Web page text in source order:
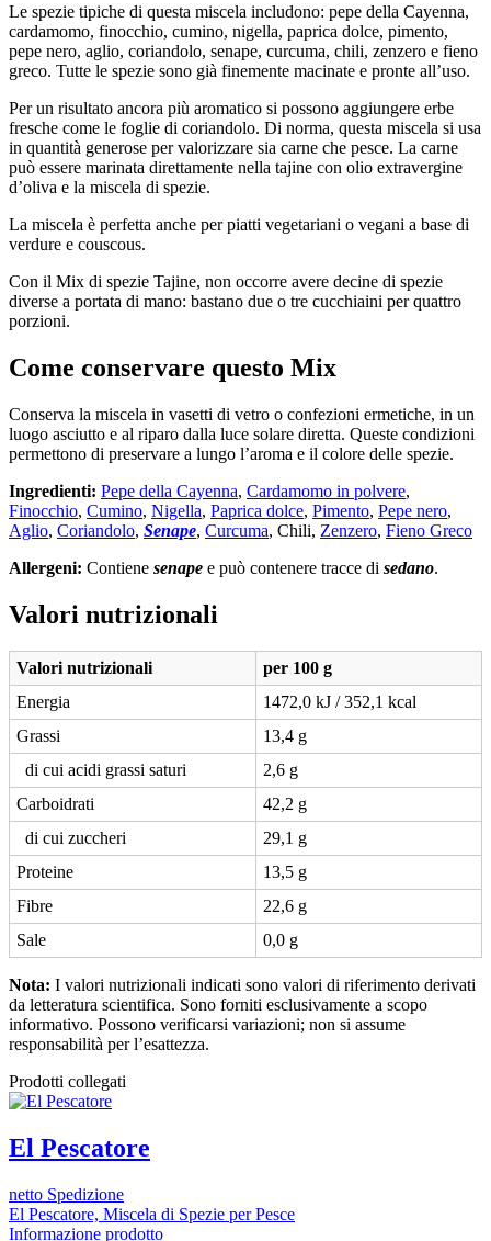
Le spezie tipiche di questa miscela includono: pepe della Cayenna,
cardamomo, finocchio, cumino, nigella, paprica dolce, pimento,
pepe nero, aglio, coriandolo, senape, curcuma, chili, zenzero e fieno
greco. Tutte le spezie sono già finemente macinate e pronte all’uso.
Per un risultato ancora più aromatico si possono aggiungere erbe
fresche come le foglie di coriandolo. Di norma, questa miscela si usa
in quantità generose per valorizzare sia carne che pesce. La carne
può essere marinata direttamente nella tajine con olio extravergine
d’oliva e la miscela di spezie.
La miscela è perfetta anche per piatti vegetariani o vegani a base di
verdure e couscous.
Con il Mix di spezie Tajine, non occorre avere decine di spezie
diverse a portata di mano: bastano due o tre cucchiaini per quattro
porzioni.
Come conservare questo Mix
Conserva la miscela in vasetti di vetro o confezioni ermetiche, in un
luogo asciutto e al riparo dalla luce solare diretta. Queste condizioni
permettono di preservare a lungo l’aroma e il colore delle spezie.
Ingredienti: Pepe della Cayenna, Cardamomo in polvere,
Finocchio, Cumino, Nigella, Paprica dolce, Pimento, Pepe nero,
Aglio, Coriandolo, Senape, Curcuma, Chili, Zenzero, Fieno Greco
Allergeni: Contiene senape e può contenere tracce di sedano.
Valori nutrizionali
Valori nutrizionali
per 100 g
Energia
1472,0 kJ / 352,1 kcal
Grassi
13,4 g
di cui acidi grassi saturi
2,6 g
Carboidrati
42,2 g
di cui zuccheri
29,1 g
Proteine
13,5 g
Fibre
22,6 g
Sale
0,0 g
Nota: I valori nutrizionali indicati sono valori di riferimento derivati
da letteratura scientifica. Sono forniti esclusivamente a scopo
informativo. Possono verificarsi variazioni; non si assume
responsabilità per l’esattezza.
Prodotti collegati
El Pescatore
netto Spedizione
El Pescatore, Miscela di Spezie per Pesce
Informazione prodotto